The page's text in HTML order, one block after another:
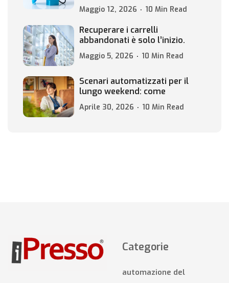
Maggio 12, 2026 10 Min Read
Recuperare i carrelli
abbandonati è solo l’inizio.
Maggio 5, 2026 10 Min Read
Scenari automatizzati per il
lungo weekend: come
Aprile 30, 2026 10 Min Read
Categorie
automazione del